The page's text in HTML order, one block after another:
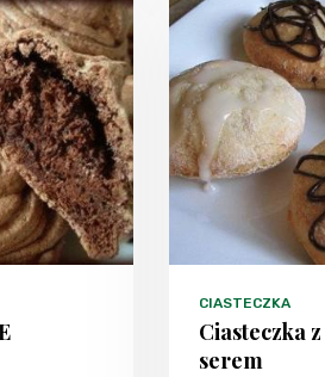
CIASTECZKA
Ciasteczka
serem